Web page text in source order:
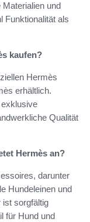
und
Funktionalität als
kaufen?
Hermès
erhältlich.
exklusive
Qualität
Hermès an?
darunter
Hundeleinen und
ist sorgfältig
für Hund und